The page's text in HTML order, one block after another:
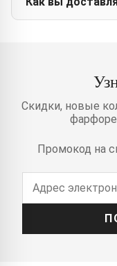
Скидки, новые
Промокод на